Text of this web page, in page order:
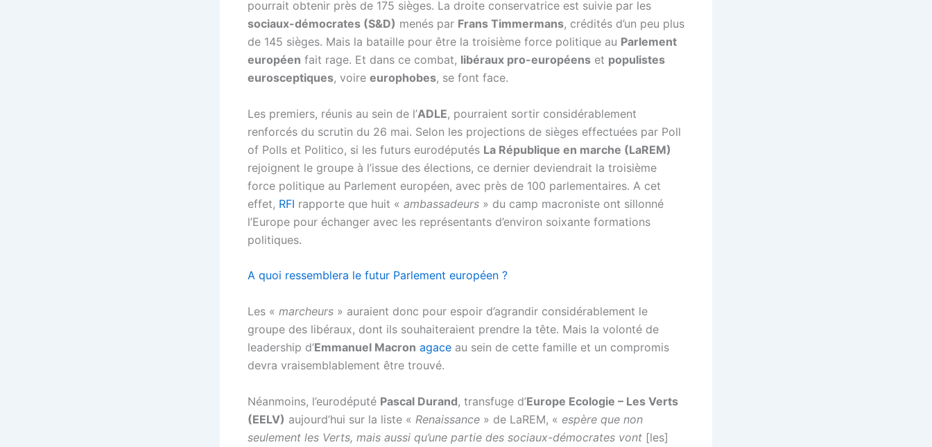
pourrait obtenir près de 175 sièges. La droite conservatrice est suivie par les
sociaux-démocrates (S&D) menés par Frans Timmermans, crédités d’un peu plus
de 145 sièges. Mais la bataille pour être la troisième force politique au Parlement
européen fait rage. Et dans ce combat, libéraux pro-européens et populistes
eurosceptiques, voire europhobes, se font face.
Les premiers, réunis au sein de l’ADLE, pourraient sortir considérablement
renforcés du scrutin du 26 mai. Selon les projections de sièges effectuées par Poll
of Polls et Politico, si les futurs eurodéputés La République en marche (LaREM)
rejoignent le groupe à l’issue des élections, ce dernier deviendrait la troisième
force politique au Parlement européen, avec près de 100 parlementaires. A cet
effet, RFI rapporte que huit « ambassadeurs » du camp macroniste ont sillonné
l’Europe pour échanger avec les représentants d’environ soixante formations
politiques.
A quoi ressemblera le futur Parlement européen ?
Les « marcheurs » auraient donc pour espoir d’agrandir considérablement le
groupe des libéraux, dont ils souhaiteraient prendre la tête. Mais la volonté de
leadership d’Emmanuel Macron agace au sein de cette famille et un compromis
devra vraisemblablement être trouvé.
Néanmoins, l’eurodéputé Pascal Durand, transfuge d’Europe Ecologie – Les Verts
(EELV) aujourd’hui sur la liste « Renaissance » de LaREM, « espère que non
seulement les Verts, mais aussi qu’une partie des sociaux-démocrates vont [les]